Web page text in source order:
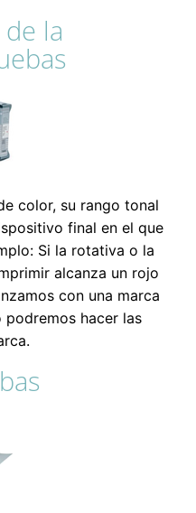
la
color, su rango tonal
final en el que
Si la rotativa o la
alcanza un rojo
con una marca
hacer las